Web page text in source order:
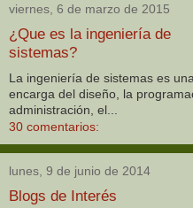
viernes, 6 de marzo de 2015
¿Que es la ingeniería de
sistemas?
La ingeniería de sistemas es
encarga del diseño, la
administración, el...
30 comentarios:
lunes, 9 de junio de 2014
Blogs de Interés